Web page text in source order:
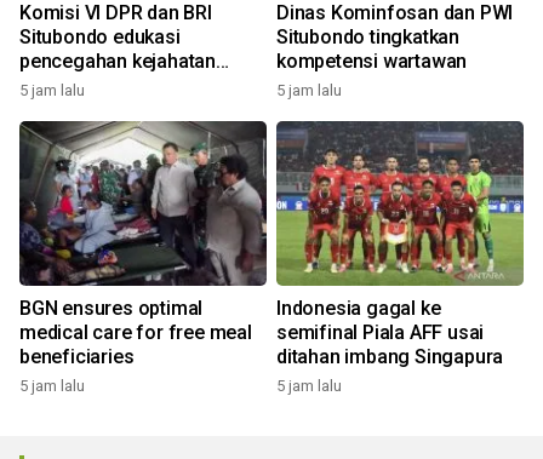
Komisi VI DPR dan BRI
Situbondo edukasi
pencegahan kejahatan
digital
5 jam lalu
Dinas Kominfosan dan PWI
Situbondo tingkatkan
kompetensi wartawan
5 jam lalu
BGN ensures optimal
medical care for free meal
beneficiaries
5 jam lalu
Indonesia gagal ke
semifinal Piala AFF usai
ditahan imbang Singapura
5 jam lalu